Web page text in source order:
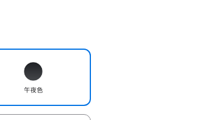
午夜色